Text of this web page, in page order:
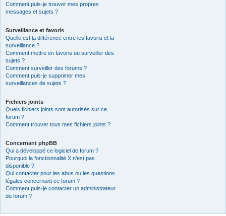
Comment puis-je trouver mes propres
messages et sujets ?
Surveillance et favoris
Quelle est la différence entre les favoris et la
surveillance ?
Comment mettre en favoris ou surveiller des
sujets ?
Comment surveiller des forums ?
Comment puis-je supprimer mes
surveillances de sujets ?
Fichiers joints
Quels fichiers joints sont autorisés sur ce
forum ?
Comment trouver tous mes fichiers joints ?
Concernant phpBB
Qui a développé ce logiciel de forum ?
Pourquoi la fonctionnalité X n’est pas
disponible ?
Qui contacter pour les abus ou les questions
légales concernant ce forum ?
Comment puis-je contacter un administrateur
du forum ?